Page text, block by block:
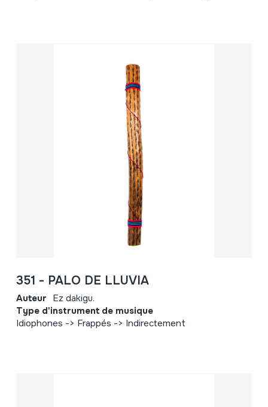
351 - PALO DE LLUVIA
Auteur Ez dakigu.
Type d'instrument de musique
Idiophones -> Frappés -> Indirectement